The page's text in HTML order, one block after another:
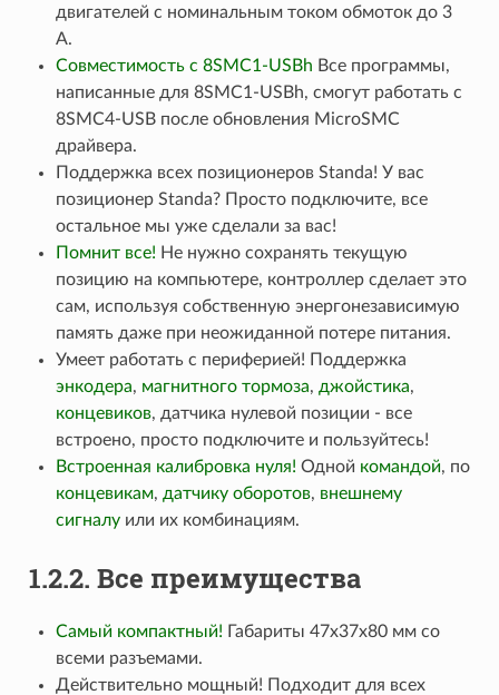
двигателей с номинальным током обмоток до 3
А.
Совместимость с 8SMC1-USBh Все программы,
написанные для 8SMC1-USBh, смогут работать с
8SMC4-USB после обновления MicroSMC
драйвера.
Поддержка всех позиционеров Standa! У вас
позиционер Standa? Просто подключите, все
остальное мы уже сделали за вас!
Помнит все! Не нужно сохранять текущую
позицию на компьютере, контроллер сделает это
сам, используя собственную энергонезависимую
память даже при неожиданной потере питания.
Умеет работать с периферией! Поддержка
энкодера, магнитного тормоза, джойстика,
концевиков, датчика нулевой позиции - все
встроено, просто подключите и пользуйтесь!
Встроенная калибровка нуля! Одной командой, по
концевикам, датчику оборотов, внешнему
сигналуили их комбинациям.
1.2.2. Все преимущества
Самый компактный! Габариты 47x37x80 мм со
всеми разъемами.
Действительно мощный! Подходит для всех